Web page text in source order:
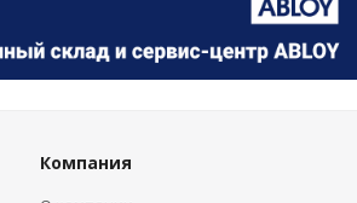
Компания